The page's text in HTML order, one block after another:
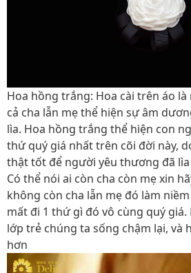
Hoa hồng trắng: Hoa cài trên áo
cả cha lẫn mẹ thể hiện sự âm
lìa. Hoa hồng trắng thể hiện con
thứ quý giá nhất trên cõi đời này,
thật tốt để người yêu thương đã
Có thể nói ai còn cha còn mẹ xin
không còn cha lẫn mẹ đó làm
mất đi 1 thứ gì đó vô cùng quý giá.
lớp trẻ chúng ta sống chậm lại, và
hơn